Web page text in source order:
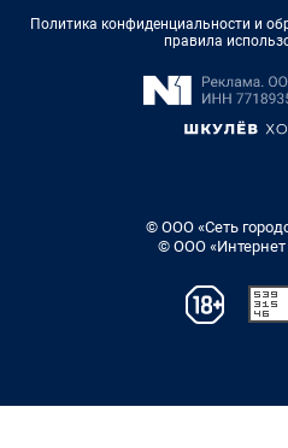
Политика конфиденциальности и
правила
© ООО «Сеть
© ООО «Интернет